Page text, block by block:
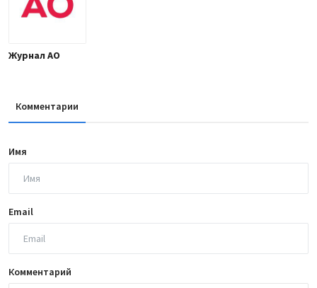
Журнал АО
Комментарии
Имя
Email
Комментарий